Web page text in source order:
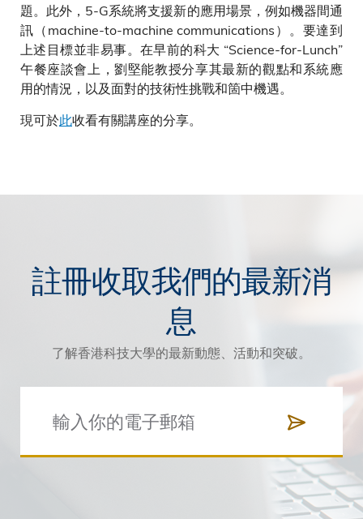
題。此外，5-G系統將支援新的應用場景，例如機器間通
訊（machine-to-machine communications）。要達到
上述目標並非易事。在早前的科大 “Science-for-Lunch”
午餐座談會上，劉堅能教授分享其最新的觀點和系統應
用的情況，以及面對的技術性挑戰和箇中機遇。
現可於此收看有關講座的分享。
註冊收取我們的最新消
息
了解香港科技大學的最新動態、活動和突破。